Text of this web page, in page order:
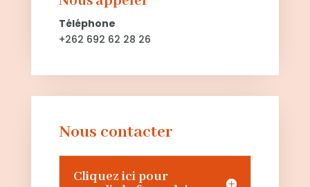
Téléphone
+262 692 62 28 26
Nous contacter
Cliquez ici pour